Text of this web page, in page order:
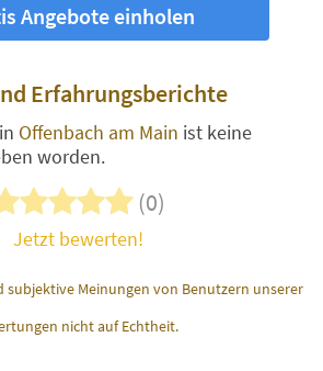
Angebote einholen
Erfahrungsberichte
in Offenbach am Main ist keine
worden.
(0)
Jetzt bewerten!
subjektive Meinungen von Benutzern unserer
nicht auf Echtheit.